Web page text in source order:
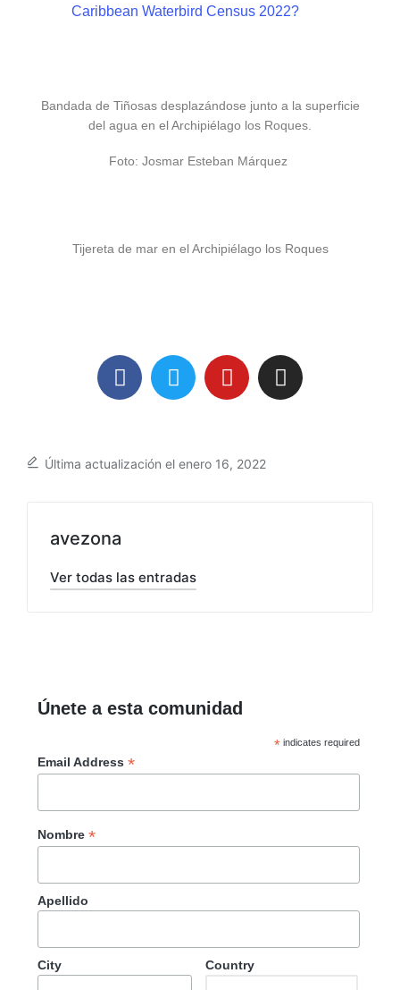
Caribbean Waterbird Census 2022?
Bandada de Tiñosas desplazándose junto a la superficie
del agua en el Archipiélago los Roques.
Foto: Josmar Esteban Márquez
Tijereta de mar en el Archipiélago los Roques
Última actualización el enero 16, 2022
avezona
Ver todas las entradas
Únete a esta comunidad
*indicates required
Email Address *
Nombre *
Apellido
City Country